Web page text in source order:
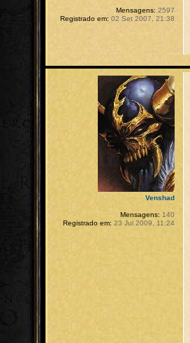
Mensagens: 2597
Registrado em: 02 Set 2007, 21:38
Venshad
Mensagens: 140
Registrado em: 23 Jul 2009, 11:24